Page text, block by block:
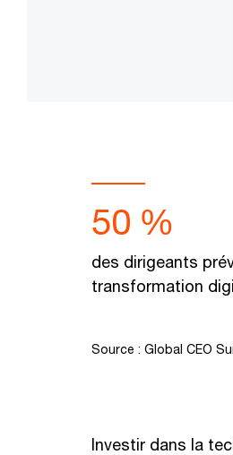
50 %
des dirigeants
transformation
Source : Global CEO
Investir dans la